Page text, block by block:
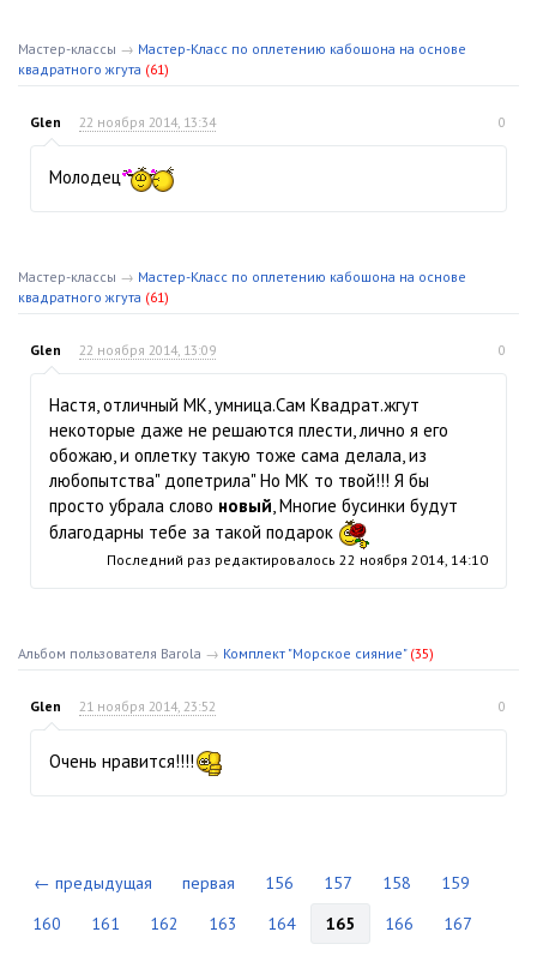
Мастер-классы → Мастер-Класс по оплетению кабошона на основе
квадратного жгута (61)
Glen 22 ноября 2014, 13:34 0
Молодец
Мастер-классы → Мастер-Класс по оплетению кабошона на основе
квадратного жгута (61)
Glen 22 ноября 2014, 13:09 0
Настя, отличный МК, умница.Сам Квадрат.жгут
некоторые даже не решаются плести, лично я его
обожаю, и оплетку такую тоже сама делала, из
любопытства" допетрила" Но МК то твой!!! Я бы
просто убрала слово новый, Многие бусинки будут
благодарны тебе за такой подарок
Последний раз редактировалось 22 ноября 2014, 14:10
Альбом пользователя Barola → Комплект "Морское сияние" (35)
Glen 21 ноября 2014, 23:52 0
Очень нравится!!!!
← предыдущая первая 156 157 158
159
160
161 162 163 164 165 166
167